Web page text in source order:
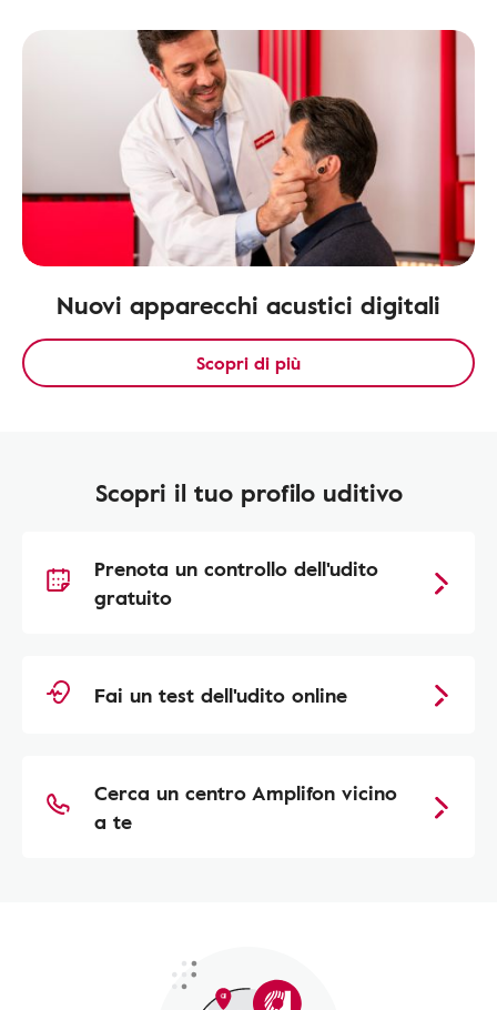
Nuovi apparecchi acustici digitali
Scopri di più
Scopri il tuo profilo uditivo
Prenota un controllo dell'udito
gratuito
Fai un test dell'udito online
Cerca un centro Amplifon vicino
a te